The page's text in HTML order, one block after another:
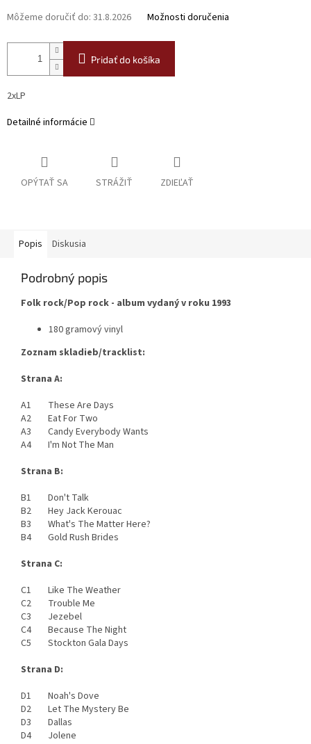
Môžeme doručiť do: 31.8.2026 Možnosti doručenia
Pridať do košíka
2xLP
Detailné informácie
OPÝTAŤ SA STRÁŽIŤ ZDIEĽAŤ
Popis Diskusia
Podrobný popis
Folk rock/Pop rock - album vydaný v roku 1993
180 gramový vinyl
Zoznam skladieb/tracklist:
Strana A:
A1 These Are Days
A2 Eat For Two
A3 Candy Everybody Wants
A4 I'm Not The Man
Strana B:
B1 Don't Talk
B2 Hey Jack Kerouac
B3 What's The Matter Here?
B4 Gold Rush Brides
Strana C:
C1 Like The Weather
C2 Trouble Me
C3 Jezebel
C4 Because The Night
C5 Stockton Gala Days
Strana D:
D1 Noah's Dove
D2 Let The Mystery Be
D3 Dallas
D4 Jolene